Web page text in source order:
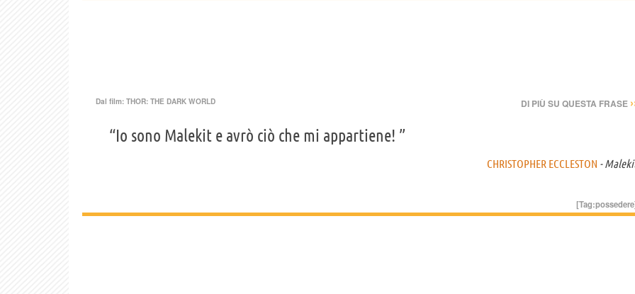
Dal film: THOR: THE DARK WORLD DI PIÙ SU QUESTA FRASE
“Io sono Malekit e avrò ciò che mi appartiene! ”
CHRISTOPHER ECCLESTON -
[Tag:possedere